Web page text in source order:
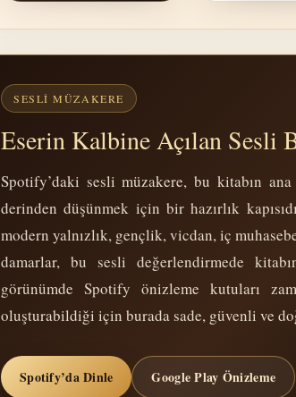
SESLI MÜZAKERE
Eserin Kalbine Açılan Sesli
Spotify’daki sesli müzakere, bu kitabın
derinden düşünmek için bir hazırlık
modern yalnızlık, gençlik, vicdan, iç
damarlar, bu sesli değerlendirmede
görünümde Spotify önizleme kutuları
oluşturabildiği için burada sade, güvenli ve
Spotify’da Dinle Google Play Önizleme